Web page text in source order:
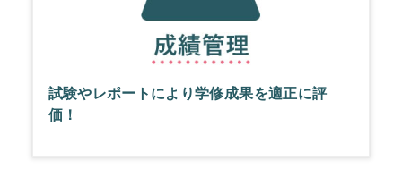
試験やレポートにより学修成果を適正に評
価！